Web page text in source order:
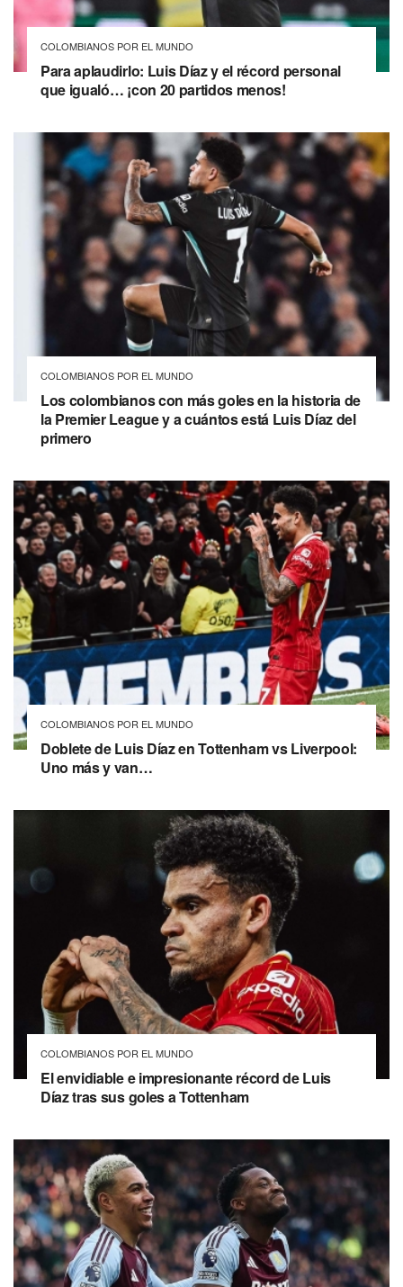
COLOMBIANOS POR EL MUNDO
Para aplaudirlo: Luis Díaz y el récord personal
que igualó… ¡con 20 partidos menos!
COLOMBIANOS POR EL MUNDO
Los colombianos con más goles en la historia de
la Premier League y a cuántos está Luis Díaz del
primero
COLOMBIANOS POR EL MUNDO
Doblete de Luis Díaz en Tottenham vs Liverpool:
Uno más y van…
COLOMBIANOS POR EL MUNDO
El envidiable e impresionante récord de Luis
Díaz tras sus goles a Tottenham